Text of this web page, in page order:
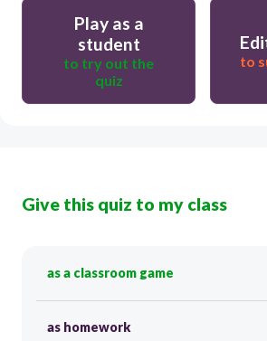
Play as a
student
to try out the
quiz
to
Give this quiz to my class
as a classroom game
as homework